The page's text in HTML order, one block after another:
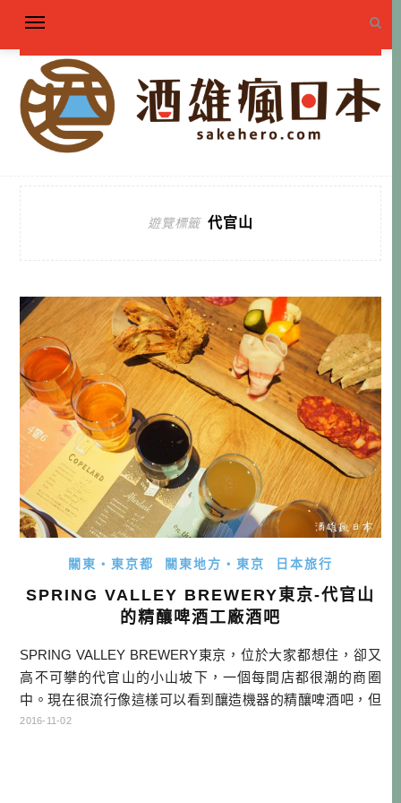
遊覽標籤 代官山
關東・東京都 關東地方・東京 日本旅行
SPRING VALLEY BREWERY東京-代官山
的精釀啤酒工廠酒吧
SPRING VALLEY BREWERY東京，位於大家都想住，卻又
高不可攀的代官山的小山坡下，一個每間店都很潮的商圈
中。現在很流行像這樣可以看到釀造機器的精釀啤酒吧，但
這麼大規模的還是第一次看到。…
2016-11-02